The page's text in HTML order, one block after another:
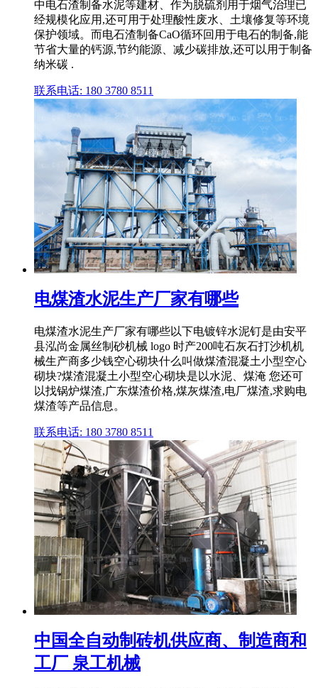
中电石渣制备水泥等建材、作为脱硫剂用于烟气治理已
经规模化应用,还可用于处理酸性废水、土壤修复等环境
保护领域。而电石渣制备CaO循环回用于电石的制备,能
节省大量的钙源,节约能源、减少碳排放,还可以用于制备
纳米碳 .
联系电话: 180 3780 8511
电煤渣水泥生产厂家有哪些
电煤渣水泥生产厂家有哪些以下电镀锌水泥钉是由安平
县泓尚金属丝制砂机械 logo 时产200吨石灰石打沙机机
械生产商多少钱空心砌块什么叫做煤渣混凝土小型空心
砌块?煤渣混凝土小型空心砌块是以水泥、煤淹 您还可
以找锅炉煤渣,广东煤渣价格,煤灰煤渣,电厂煤渣,求购电
煤渣等产品信息。
联系电话: 180 3780 8511
中国全自动制砖机供应商、制造商和
工厂 泉工机械